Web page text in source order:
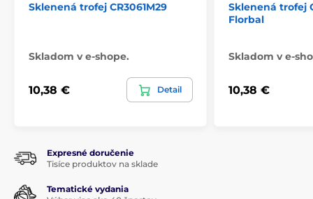
Sklenená trofej CR3061M29
Skladom v e-shope.
10,38 € Detail
Sklenená trofej
Florbal
Skladom v e-
10,38 €
Expresné doručenie
Tisíce produktov na sklade
Tematické vydania